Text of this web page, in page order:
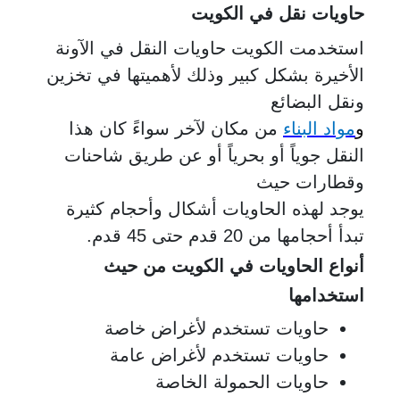
حاويات نقل في الكويت
استخدمت الكويت حاويات النقل في الآونة
الأخيرة بشكل كبير وذلك لأهميتها في تخزين
ونقل البضائع
ومواد البناء من مكان لآخر سواءً كان هذا
النقل جوياً أو بحرياً أو عن طريق شاحنات
وقطارات حيث
يوجد لهذه الحاويات أشكال وأحجام كثيرة
تبدأ أحجامها من 20 قدم حتى 45 قدم.
أنواع الحاويات في الكويت من حيث
استخدامها
حاويات تستخدم لأغراض خاصة
حاويات تستخدم لأغراض عامة
حاويات الحمولة الخاصة